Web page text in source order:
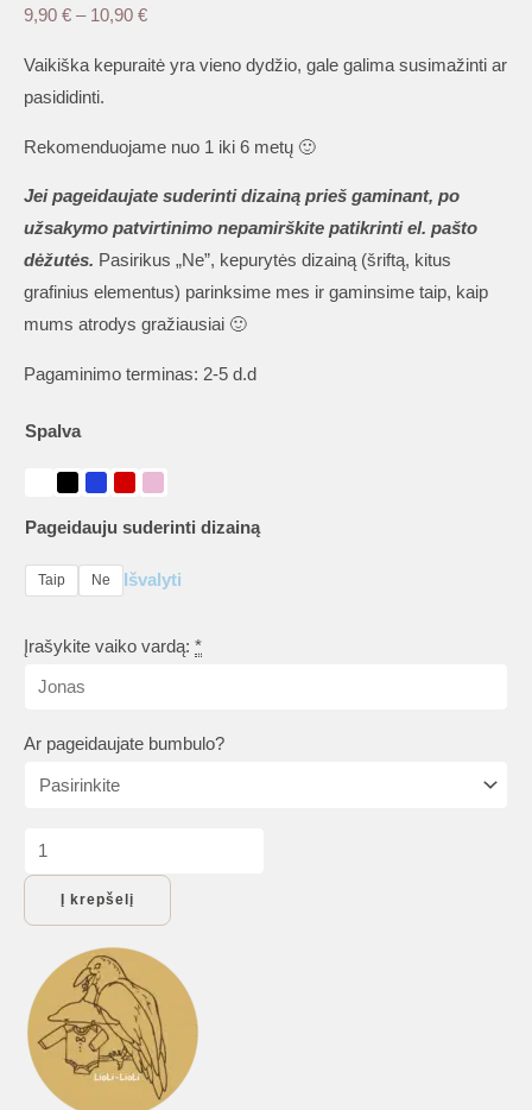
9,90 € – 10,90 €Price
9,90 €
10,90 €
Vaikiška kepuraitė yra vieno dydžio, gale galima susimažinti ar
pasididinti.
Rekomenduojame nuo 1 iki 6 metų 🙂
Jei pageidaujate suderinti dizainą prieš gaminant, po
užsakymo patvirtinimo nepamirškite patikrinti el. pašto
dėžutės. Pasirikus „Ne”, kepurytės dizainą (šriftą, kitus
grafinius elementus) parinksime mes ir gaminsime taip, kaip
mums atrodys gražiausiai 🙂
Pagaminimo terminas: 2-5 d.d
Spalva
Pageidauju suderinti dizainą
Taip Ne Išvalyti
Įrašykite vaiko vardą: *
Ar pageidaujate bumbulo?
produkto
kiekis:
Vaikiškos
snapeliu:
kepurė
su
vardu
Į krepšelį